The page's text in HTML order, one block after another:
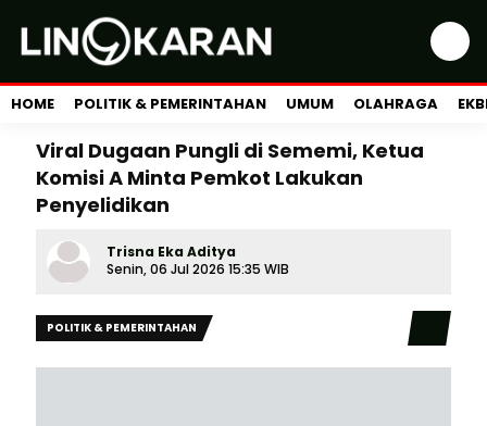
HOME POLITIK & PEMERINTAHAN UMUM OLAHRAGA
Viral Dugaan Pungli di Sememi, Ketua
Komisi A Minta Pemkot Lakukan
Penyelidikan
Trisna Eka Aditya
Senin, 06 Jul 2026 15:35 WIB
POLITIK & PEMERINTAHAN